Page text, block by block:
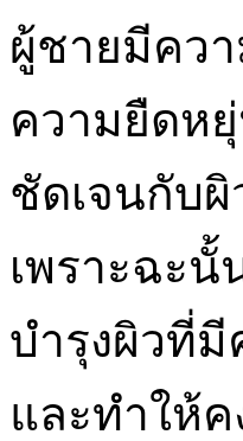
ผู้ชายมีควา
ความยืดห
ชัดเจนกับ
เพราะฉะ
บำรุงผิวที่
และทำให้